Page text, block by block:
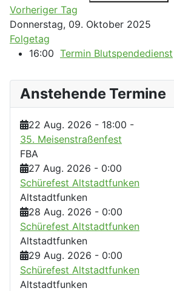
Anstehende Termine
22 Aug. 2026 - 18:00 -
35. Meisenstraßenfest
FBA
27 Aug. 2026 - 0:00
Schürefest Altstadtfunken
Altstadtfunken
28 Aug. 2026 - 0:00
Schürefest Altstadtfunken
Altstadtfunken
29 Aug. 2026 - 0:00
Schürefest Altstadtfunken
Altstadtfunken
Vorheriger Tag
Donnerstag, 09. Oktober 2025
Folgetag
16:00 Termin Blutspendedienst